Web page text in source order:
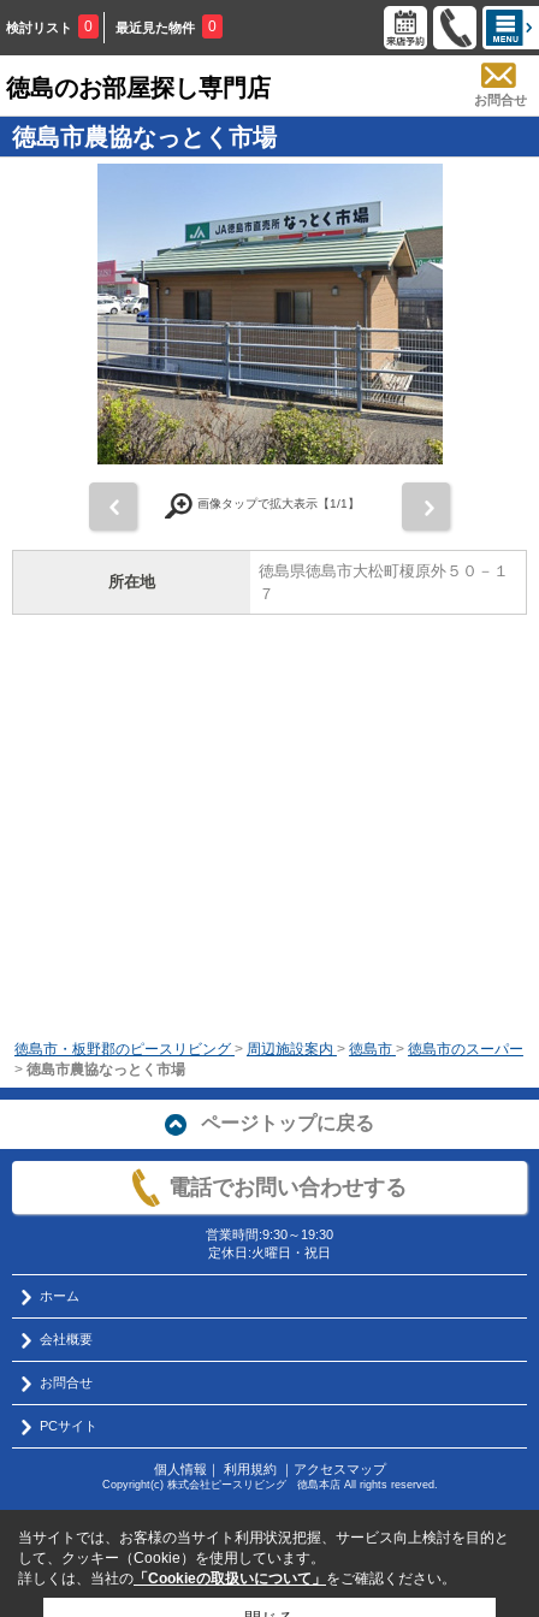
検討リスト 0 最近見た物件 0
徳島のお部屋探し専門店 お問合せ
徳島市農協なっとく市場
前 画像タップで拡大表示【1/1】
所在地
徳島県徳島市大松町榎原外５０－１
７
徳島市・板野郡のピースリビング > 周辺施設案内 > 徳島市 > 徳島市のスーパー
> 徳島市農協なっとく市場
ページトップに戻る
電話でお問い合わせする
営業時間:9:30～19:30
定休日:火曜日・祝日
ホーム
会社概要
お問合せ
PCサイト
個人情報 ｜ 利用規約｜ アクセスマップ
Copyright(c) 株式会社ピースリビング 徳島本店 All rights reserved.
当サイトでは、お客様の当サイト利用状況把握、サービス向上検討を目的と
して、クッキー（Cookie）を使用しています。
詳しくは、当社の 「Cookieの取扱いについて」 をご確認ください。